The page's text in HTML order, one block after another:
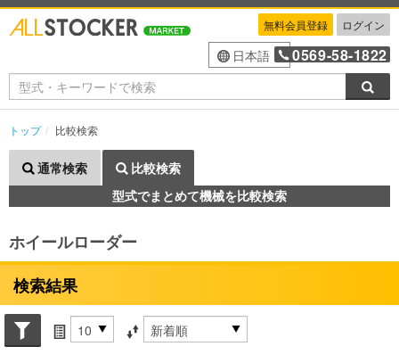
無料会員登録 ログイン
日本語 0569-58-1822
トップ 比較検索
通常検索
比較検索
型式でまとめて機械を比較検索
ホイールローダー
検索結果
Search conditions
件数 並び替え条件